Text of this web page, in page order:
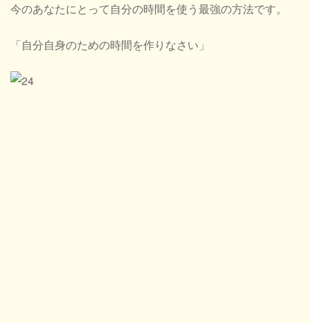
今のあなたにとって自分の時間を使う最強の方法です。
「自分自身のための時間を作りなさい」